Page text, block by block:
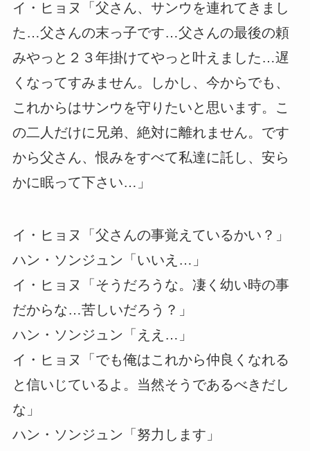
イ・ヒョヌ「父さん、サンウを連れてきまし
た…父さんの末っ子です…父さんの最後の頼
みやっと２３年掛けてやっと叶えました…遅
くなってすみません。しかし、今からでも、
これからはサンウを守りたいと思います。こ
の二人だけに兄弟、絶対に離れません。です
から父さん、恨みをすべて私達に託し、安ら
かに眠って下さい…」
イ・ヒョヌ「父さんの事覚えているかい？」
ハン・ソンジュン「いいえ…」
イ・ヒョヌ「そうだろうな。凄く幼い時の事
だからな…苦しいだろう？」
ハン・ソンジュン「ええ…」
イ・ヒョヌ「でも俺はこれから仲良くなれる
と信いじているよ。当然そうであるべきだし
な」
ハン・ソンジュン「努力します」